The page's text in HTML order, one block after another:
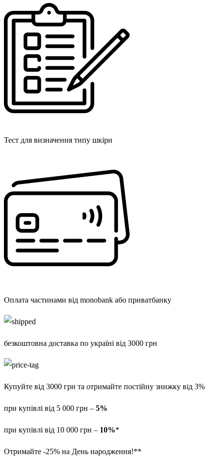
Тест для визначення типу шкіри
Оплата частинами від monobank або приватбанку
безкоштовна доставка по україні від 3000 грн
Купуйте від 3000 грн та отримайте постійну знижку від 3%
при купівлі від 5 000 грн – 5%
при купівлі від 10 000 грн – 10%*
Отримайте -25% на День народження!**